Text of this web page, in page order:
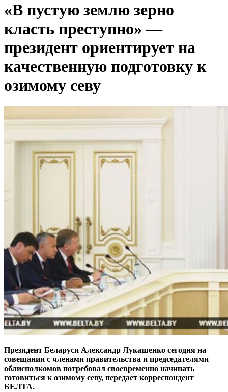
«В пустую землю зерно
класть преступно» —
президент ориентирует на
качественную подготовку к
озимому севу
Президент Беларуси Александр Лукашенко сегодня на
совещании с членами правительства и председателями
облисполкомов потребовал своевременно начинать
готовиться к озимому севу, передает корреспондент
БЕЛТА.